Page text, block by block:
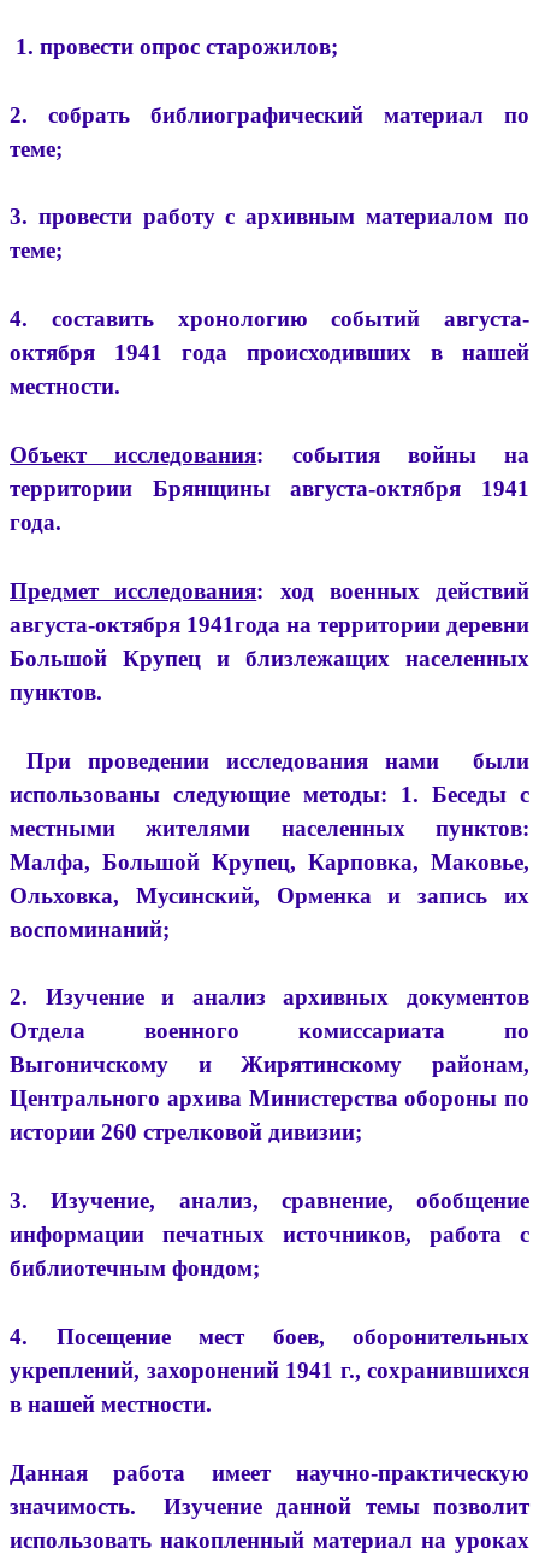
1. провести опрос старожилов;
2. собрать библиографический материал по
теме;
3. провести работу с архивным материалом по
теме;
4. составить хронологию событий августа-
октября 1941 года происходивших в нашей
местности.
Объект исследования: события войны на
территории Брянщины августа-октября 1941
года.
Предмет исследования: ход военных действий
августа-октября 1941года на территории деревни
Большой Крупец и близлежащих населенных
пунктов.
При проведении исследования нами были
использованы следующие методы: 1. Беседы с
местными жителями населенных пунктов:
Малфа, Большой Крупец, Карповка, Маковье,
Ольховка, Мусинский, Орменка и запись их
воспоминаний;
2. Изучение и анализ архивных документов
Отдела военного комиссариата по
Выгоничскому и Жирятинскому районам,
Центрального архива Министерства обороны по
истории 260 стрелковой дивизии;
3. Изучение, анализ, сравнение, обобщение
информации печатных источников, работа с
библиотечным фондом;
4. Посещение мест боев, оборонительных
укреплений, захоронений 1941 г., сохранившихся
в нашей местности.
Данная работа имеет научно-практическую
значимость. Изучение данной темы позволит
использовать накопленный материал на уроках